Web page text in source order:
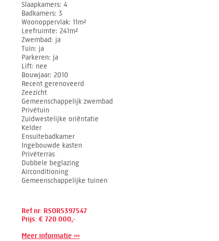
Slaapkamers 4
Badkamers 3
Woonoppervlak 11m²
Leefruimte 241m²
Zwembad ja
Tuin ja
Parkeren ja
Lift nee
Bouwjaar 2010
Recent gerenoveerd
Zeezicht
Gemeenschappelijk zwembad
Privétuin
Zuidwestelijke oriëntatie
Kelder
Ensuitebadkamer
Ingebouwde kasten
Privéterras
Dubbele beglazing
Airconditioning
Gemeenschappelijke tuinen
Ref.nr: RSOR5397547
Prijs: € 720.000,-
Meer informatie ›››